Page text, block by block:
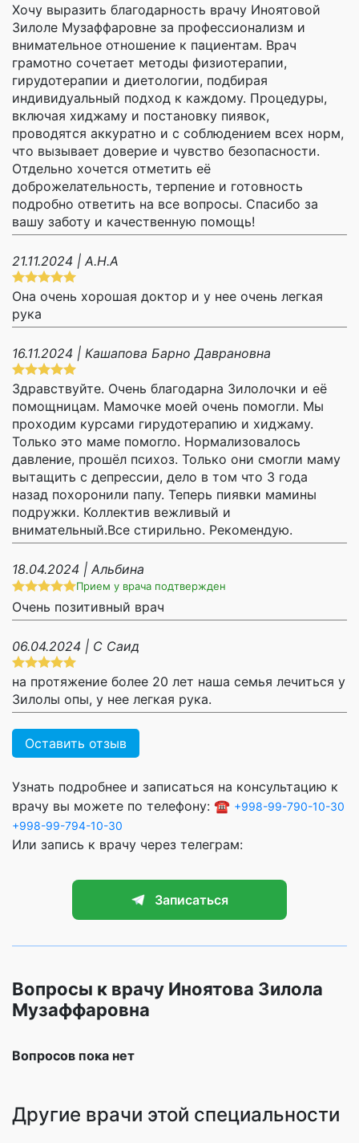
Хочу выразить благодарность врачу Иноятовой
Зилоле Музаффаровне за профессионализм и
внимательное отношение к пациентам. Врач
грамотно сочетает методы физиотерапии,
гирудотерапии и диетологии, подбирая
индивидуальный подход к каждому. Процедуры,
включая хиджаму и постановку пиявок,
проводятся аккуратно и с соблюдением всех норм,
что вызывает доверие и чувство безопасности.
Отдельно хочется отметить её
доброжелательность, терпение и готовность
подробно ответить на все вопросы. Спасибо за
вашу заботу и качественную помощь!
21.11.2024 | А.Н.А
Она очень хорошая доктор и у нее очень легкая
рука
16.11.2024 | Кашапова Барно Даврановна
Здравствуйте. Очень благодарна Зилолочки и её
помощницам. Мамочке моей очень помогли. Мы
проходим курсами гирудотерапию и хиджаму.
Только это маме помогло. Нормализовалось
давление, прошёл психоз. Только они смогли маму
вытащить с депрессии, дело в том что 3 года
назад похоронили папу. Теперь пиявки мамины
подружки. Коллектив вежливый и
внимательный.Все стирильно. Рекомендую.
18.04.2024 | Альбина
Прием у врача подтвержден
Очень позитивный врач
06.04.2024 | С Саид
на протяжение более 20 лет наша семья лечиться у
Зилолы опы, у нее легкая рука.
Оставить отзыв
Узнать подробнее и записаться на консультацию к
врачу вы можете по телефону: ☎️ +998-99-790-10-30
+998-99-794-10-30
Или запись к врачу через телеграм:
Записаться
Вопросы к врачу Иноятова Зилола
Музаффаровна
Вопросов пока нет
Другие врачи этой специальности